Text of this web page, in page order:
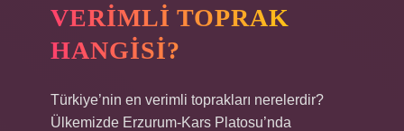
VERIMLI TOPRAK
HANGISI?
Türkiye’nin en verimli toprakları nerelerdir?
Ülkemizde Erzurum-Kars Platosu’nda